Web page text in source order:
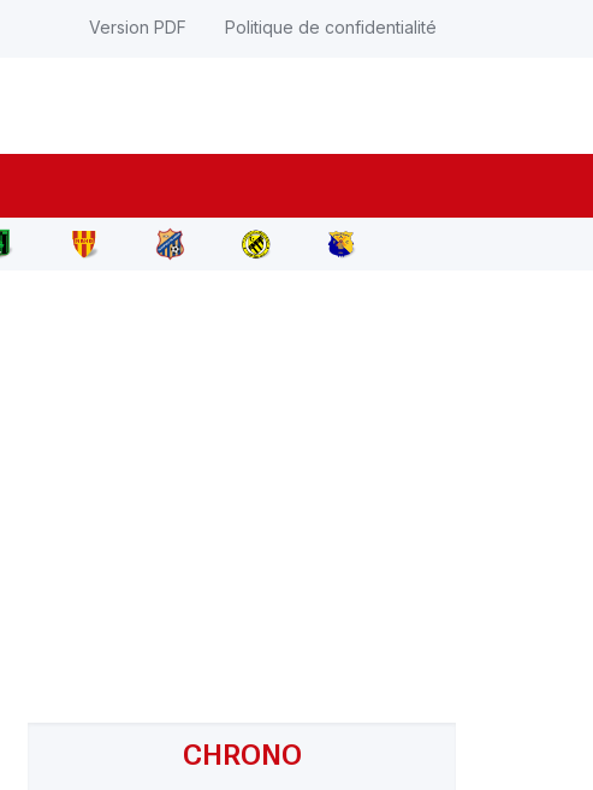
Version PDF Politique de confidentialité
CHRONO